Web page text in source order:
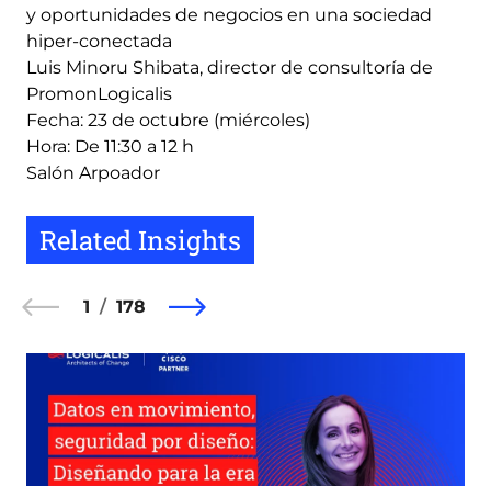
y oportunidades de negocios en una sociedad
hiper-conectada
Luis Minoru Shibata, director de consultoría de
PromonLogicalis
Fecha: 23 de octubre (miércoles)
Hora: De 11:30 a 12 h
Salón Arpoador
Related Insights
1 178